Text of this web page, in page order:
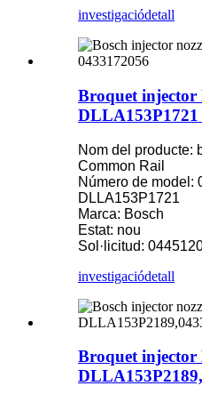
investigaciódetall
Broquet injector
DLLA153P1721
Nom del producte:
Common Rail
Número de model:
DLLA153P1721
Marca: Bosch
Estat: nou
Sol·licitud:
investigaciódetall
Broquet injector